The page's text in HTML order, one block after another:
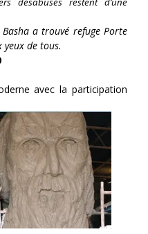
a trouvé refuge Porte
de tous.
avec la participation